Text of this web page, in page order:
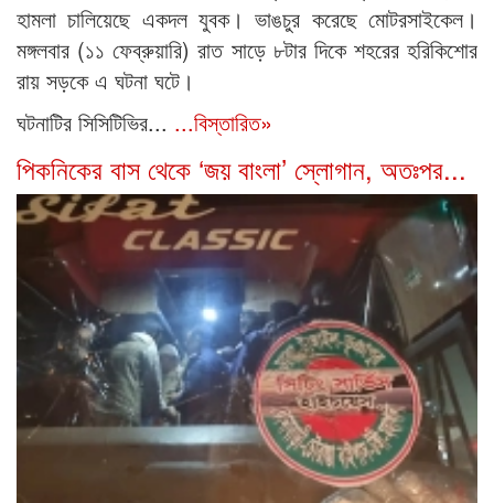
হামলা চালিয়েছে একদল যুবক। ভাঙচুর করেছে মোটরসাইকেল।
মঙ্গলবার (১১ ফেব্রুয়ারি) রাত সাড়ে ৮টার দিকে শহরের হরিকিশোর
রায় সড়কে এ ঘটনা ঘটে।
ঘটনাটির সিসিটিভির... ...বিস্তারিত»
পিকনিকের বাস থেকে ‘জয় বাংলা’ স্লোগান, অতঃপর...